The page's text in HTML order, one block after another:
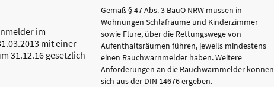
im
mit einer
31.12.16 gesetzlich
Gemäß § 47 Abs. 3 BauO NRW müssen in
Wohnungen Schlafräume und Kinderzimmer
sowie Flure, über die Rettungswege von
Aufenthaltsräumen führen, jeweils mindestens
einen Rauchwarnmelder haben. Weitere
Anforderungen an die Rauchwarnmelder können
sich aus der DIN 14676 ergeben.